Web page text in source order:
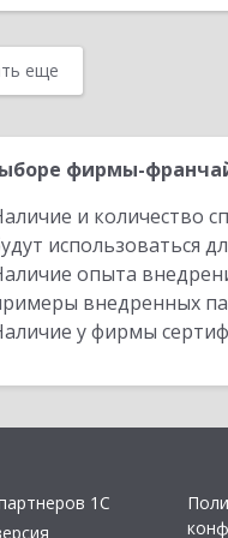
еще
фирмы-
и количество
использоваться
опыта
внедренных
у фирмы
1С